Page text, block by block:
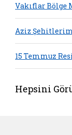
Vakıflar Bölge
Aziz
15 Temmuz
Hepsini